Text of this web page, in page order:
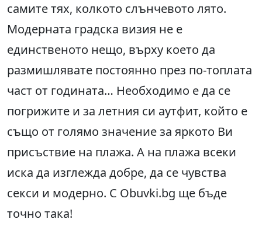
самите тях, колкото слънчевото лято.
Модерната градска визия не е
единственото нещо, върху което да
размишлявате постоянно през по-топлата
част от годината… Необходимо е да се
погрижите и за летния си аутфит, който е
също от голямо значение за яркото Ви
присъствие на плажа. А на плажа всеки
иска да изглежда добре, да се чувства
секси и модерно. С Obuvki.bg ще бъде
точно така!